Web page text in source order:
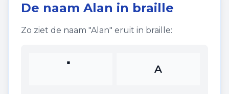
De naam Alan in braille
Zo ziet de naam "Alan" eruit in braille:
⠁ A